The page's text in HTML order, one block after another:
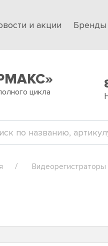
и акции Бренды
цикла
Видеорегистраторы